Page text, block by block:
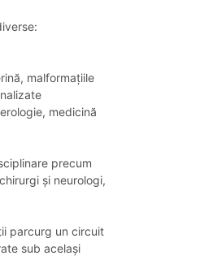
malformațiile
medicină
precum
și neurologi,
parcurg un circuit
sub același